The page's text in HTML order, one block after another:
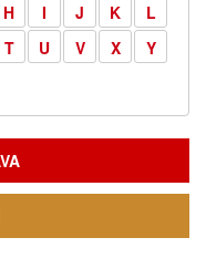
H I J K
L
T U V X
Y